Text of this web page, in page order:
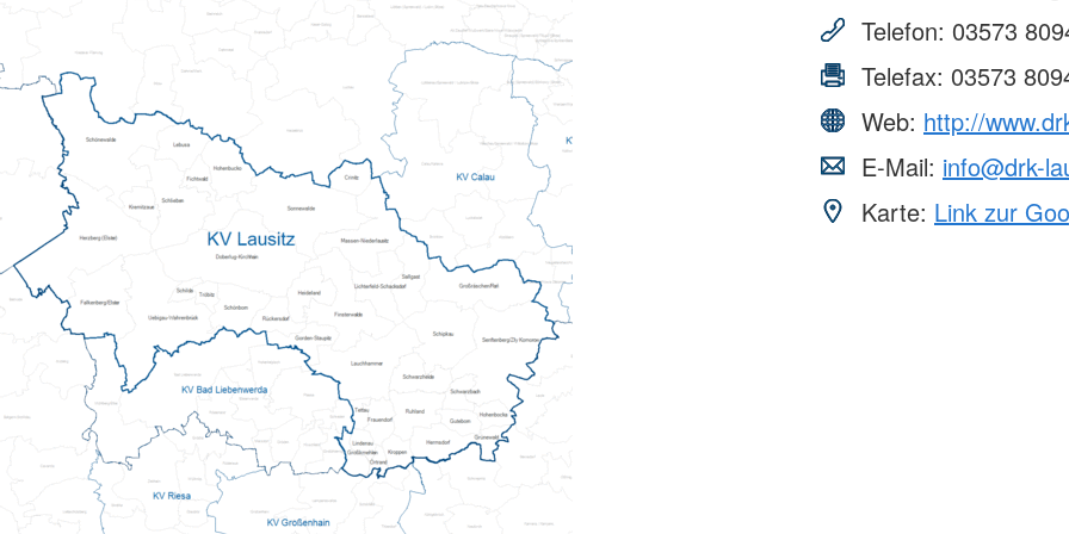
Pflege und Betreuung
Sozialstation Berliner Straße
Salzgitter
Attraktiver Arbeitgeber
Qualitätsmanagement
Erste Hilfe in Schule und
Freizeiten und Aktionen
DRK-
Was ist
Migration
Telefon: 03573
Telefax: 03573
Web: http://
E-Mail: info@drk-
Karte: Link zur